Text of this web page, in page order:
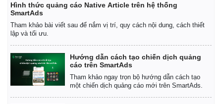
Hình thức quảng cáo Native Article trên hệ thống
SmartAds
Tham khảo bài viết sau để nắm vị trí, quy cách nội dung, cách thiết
lập và tối ưu.
Hướng dẫn cách tạo chiến dịch quảng
cáo trên SmartAds
Tham khảo ngay trọn bộ hướng dẫn cách tạo
một chiến dịch quảng cáo mới trên SmartAds.